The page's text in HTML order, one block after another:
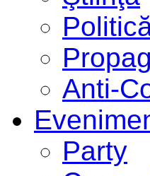
Anti-
Party